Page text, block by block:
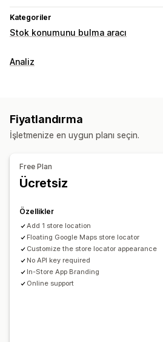
Kategoriler
Stok konumunu bulma aracı
Görüntüleme seçenekleri
Arama ve filtreler
Coğrafi konum
Analiz
Pazarlama ve satış
Görseller ve raporlar
Analizler kontrol paneli
Fiyatlandırma
İşletmenize en uygun planı seçin.
Free Plan
Ücretsiz
Özellikler
Add 1 store location
Floating Google Maps store locator
Customize the store locator appearance
No API key required
In-Store App Branding
Online support